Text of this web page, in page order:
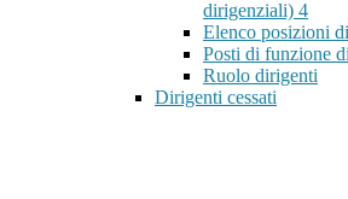
dirigenziali) 4
Elenco posizioni
Posti di funzione
Ruolo dirigenti
Dirigenti cessati